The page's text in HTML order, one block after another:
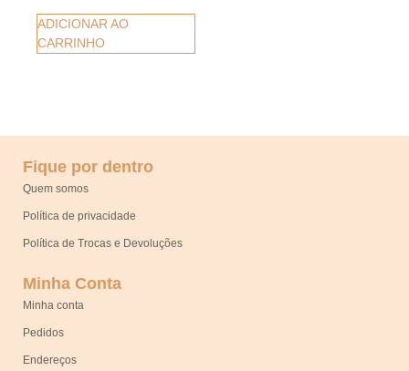
ADICIONAR AO
CARRINHO
Fique por dentro
Quem somos
Política de privacidade
Política de Trocas e Devoluções
Minha Conta
Minha conta
Pedidos
Endereços